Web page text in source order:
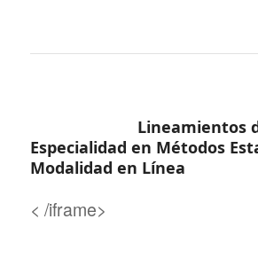
Lineamientos
Especialidad en Métodos
Modalidad en Línea
< /iframe>